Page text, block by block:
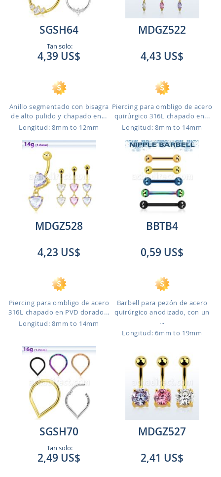
SGSH64
Tan solo:
4,39 US$
Anillo segmentado con bisagra
de alto pulido y chapado en...
Longitud: 8mm to 12mm
MDGZ522
4,43 US$
Piercing para ombligo de acero
quirúrgico 316L chapado en...
Longitud: 8mm to 14mm
MDGZ528
4,23 US$
Piercing para ombligo de acero
316L chapado en PVD dorado...
Longitud: 8mm to 14mm
BBTB4
0,59 US$
Barbell para pezón de acero
quirúrgico anodizado, con un
...
Longitud: 6mm to 19mm
SGSH70
Tan solo:
2,49 US$
MDGZ527
2,41 US$